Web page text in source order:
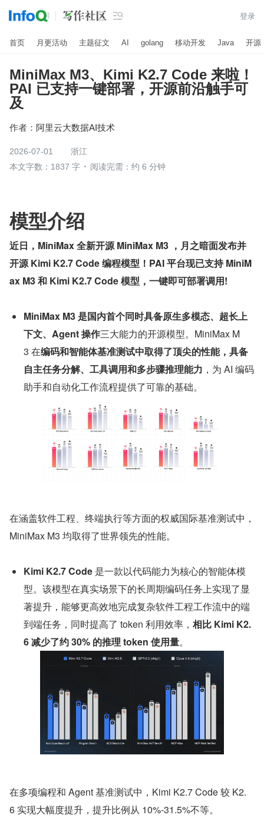
 登录
首页 月更活动 主题征文 AI golang 移动开发 Java 开源
MiniMax M3、Kimi K2.7 Code 来啦！
PAI 已支持一键部署，开源前沿触手可
及
作者： 阿里云大数据AI技术
2026-07-01
浙江
本文字数：1837 字
阅读完需：约 6 分钟
模型介绍
近日，MiniMax 全新开源 MiniMax M3 ，月之暗面发布并
开源 Kimi K2.7 Code 编程模型！PAI 平台现已支持 MiniM
ax M3 和 Kimi K2.7 Code 模型，一键即可部署调用!
MiniMax M3 是国内首个同时具备原生多模态、超长上
下文、Agent 操作三大能力的开源模型。MiniMax M
3 在编码和智能体基准测试中取得了顶尖的性能，具备
自主任务分解、工具调用和多步骤推理能力 ，为 AI 编码
助手和自动化工作流程提供了可靠的基础。
在涵盖软件工程、终端执行等方面的权威国际基准测试中，
MiniMax M3 均取得了世界领先的性能。
Kimi K2.7 Code 是一款以代码能力为核心的智能体模
型。该模型在真实场景下的长周期编码任务上实现了显
著提升，能够更高效地完成复杂软件工程工作流中的端
到端任务，同时提高了 token 利用效率， 相比 Kimi K2.
6 减少了约 30% 的推理 token 使用量。
在多项编程和 Agent 基准测试中，Kimi K2.7 Code 较 K2.
6 实现大幅度提升，提升比例从 10%-31.5%不等。